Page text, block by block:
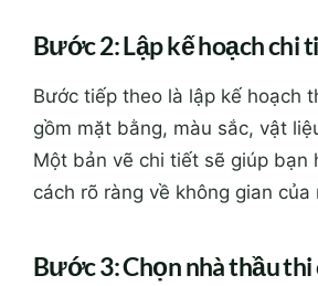
Bước 2: Lập kế hoạch chi
Bước tiếp theo là lập kế hoạch
gồm mặt bằng, màu sắc, vật
Một bản vẽ chi tiết sẽ giúp bạn
cách rõ ràng về không gian của
Bước 3: Chọn nhà thầu thi